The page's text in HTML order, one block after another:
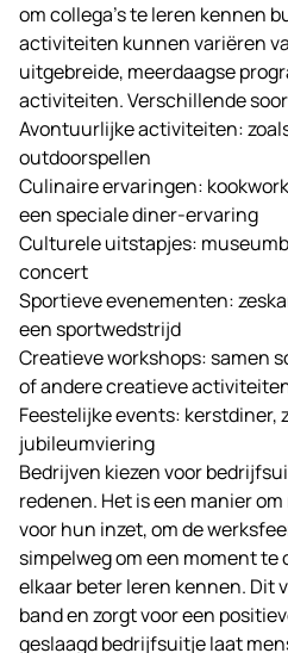
om collega’s te leren kennen
activiteiten kunnen variëren
uitgebreide, meerdaagse
activiteiten. Verschillende
Avontuurlijke activiteiten:
outdoorspellen
Culinaire ervaringen:
een speciale diner-ervaring
Culturele uitstapjes:
concert
Sportieve evenementen:
een sportwedstrijd
Creatieve workshops: samen
of andere creatieve
Feestelijke events: kerstdiner,
jubileumviering
Bedrijven kiezen voor
redenen. Het is een manier
voor hun inzet, om de
simpelweg om een moment te
elkaar beter leren kennen. Dit
band en zorgt voor een
geslaagd bedrijfsuitje laat